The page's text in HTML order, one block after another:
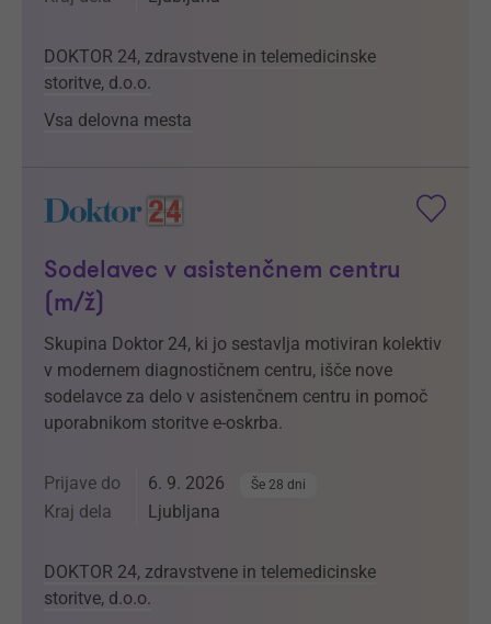
DOKTOR 24, zdravstvene in telemedicinske
storitve, d.o.o.
Vsa delovna mesta
Sodelavec v asistenčnem centru
(m/ž)
Skupina Doktor 24, ki jo sestavlja motiviran kolektiv
v modernem diagnostičnem centru, išče nove
sodelavce za delo v asistenčnem centru in pomoč
uporabnikom storitve e-oskrba.
Prijave do 6. 9. 2026 Še 28 dni
Kraj dela Ljubljana
DOKTOR 24, zdravstvene in telemedicinske
storitve, d.o.o.